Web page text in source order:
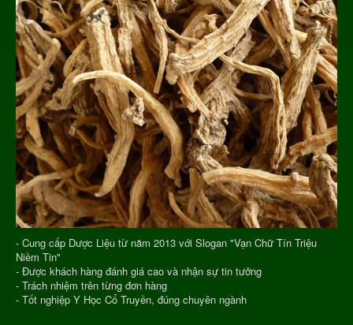
- Cung cấp Dược Liệu từ năm 2013 với Slogan "Vạn Chữ Tín Triệu
Niềm Tin"
- Được khách hàng đánh giá cao và nhận sự tin tưởng
- Trách nhiệm trên từng đơn hàng
- Tốt nghiệp Y Học Cổ Truyền, đúng chuyên ngành